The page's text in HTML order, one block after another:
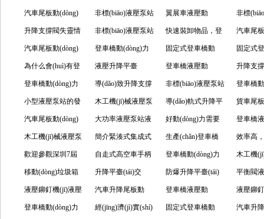
(dòng)力單元的優
(yōu)勢介紹
關(guān)講究 (guān)介
力單元要了解的注
意事項(xiàng)
力單元是怎么開門
的呢？
壓動(dòng)力單元
的具體功能分析
泵站的
(shù)
汽車尾板動(dòng)
力單元應(yīng)注
意的幾個(gè)事項
(xiàng)
非標(biāo)液壓泵站
工作上的特點(diǎn)
翼展車液壓動
(dòng)力單元設
(shè)備的相關
(guān)要點(diǎn)分
享
非標
自動
升降支撐閥失靈情
況處理
非標(biāo)液壓泵站
質(zhì)量杠桿的
快速裝卸物品，登
車橋動(dòng)力單
元不可少
汽車尾
力單元
不“虛”
汽車尾板動(dòng)
力單元出現(xiàn)罷
工，這些方法要學
(xué)會(huì)
登車橋動(dòng)力
單元帶來怎樣的所
使用效果
固定式登車橋動
(dòng)力單元也需
釋放自己
固定式
(dòng)
(yè)牢固
為什么會(huì)有登
車橋動(dòng)力單
元的誕生
液壓升降平臺
(tái)，也能看到升
降支撐閥的身影
登車橋液壓動
(dòng)力單元的不
同設(shè)計(jì)，有
大能耐
升降支
作原理
登車橋動(dòng)力
單元是車輛搬運
(yùn)的動(dòng)力
導(dǎo)致升降支撐
閥失常的原因
非標(biāo)液壓泵站
使用時(shí)的溫度
控制
登車橋
單元不
率，也
金
小型液壓泵站的發
(fā)展可以檢驗
(yàn)技術(shù)的發
(fā)展
木工機(jī)械液壓泵
站的使用環(huán)
境與技巧
導(dǎo)軌式升降平
臺(tái)液壓泵站的
擴(kuò)張市場的能
力
貨車尾
(dòng)
起千斤
汽車尾板動(dòng)
力單元發(fā)揮出
好的經(jīng)濟(jì)節
(jié)能
大功率液壓泵站液
壓油的選擇很重要
好動(dòng)力需要
好的汽車尾板動
(dòng)力單元
登車橋
(dòng)
從中崛起
木工機(jī)械液壓泵
站泄漏該怎樣解
決？
簡介緊湊式集成式
液壓泵站的各功能
部件
生產(chǎn)登車橋
動(dòng)力單元的
三好講解如何防止
登車橋的翻倒
效率高
汽車升
(dòng)
歡迎參觀深圳7屆
機(jī)械自動(dòng)
化展會(huì) 歡迎蒞
臨我司指導(dǎo)工
自走式高空車手柄
控制系統(tǒng)購
買需注意
登車橋動(dòng)力
單元不得不說的秘
密
木工機
站維護
(yǎng)要
移動(dòng)垃圾箱
液壓泵站的廣泛應
(yīng)用
升降平臺(tái)交
流、直流液壓泵站
參數(shù)詳情
防爆升降平臺(tái)
液壓動(dòng)力單
元產(chǎn)品特征
平衡閥
簡介
液壓鉚釘機(jī)液壓
泵站，使用中的維
汽車升降尾板動
(dòng)力單元真正
登車橋液壓動
(dòng)力單元設
液壓鉚
泵站功
登車橋動(dòng)力 經(jīng)濟(jì)實(shí) 固定式登車橋動 汽車升